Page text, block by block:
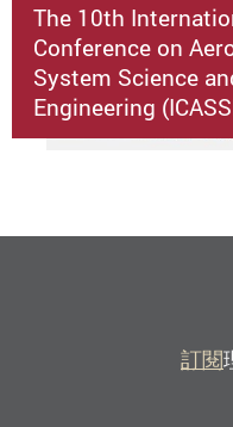
The 10th
Conference on
System Science
Engineering
訂閱